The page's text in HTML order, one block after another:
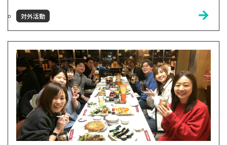
した。この大会は、地域で働く20代以下の若手が、
自分の仕事や挑戦を言葉にして発信するプレゼン大
は“古川応援隊”として会場へ。会場は、発表者も観
覧者も、みんないい表情。緊張感のなかにも、挑戦を
楽しむワクワクした空気感がありました。トップバッ
ターで登...
対外活動